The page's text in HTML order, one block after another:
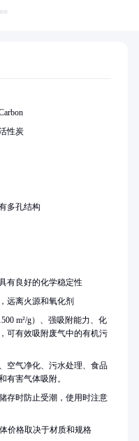
性炭
多孔结构
有良好的化学稳定性
远离火源和氧化剂
m²/g）、强吸附能力、化
可有效吸附废气中的有机污
空气净化、污水处理、食品
有害气体吸附。
存时防止受潮，使用时注意
价格取决于材质和规格